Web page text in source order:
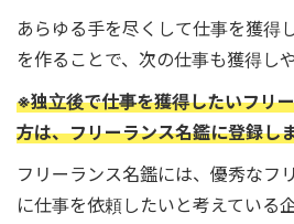
あらゆる手を尽くして仕事を獲得
を作ることで、次の仕事も獲得し
※独立後で仕事を獲得したいフリ
方は、フリーランス名鑑に登録し
フリーランス名鑑には、優秀なフ
に仕事を依頼したいと考えている